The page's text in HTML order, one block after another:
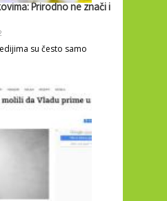
Prirodno ne znači i
su često samo